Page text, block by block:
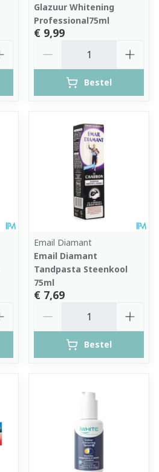
Glazuur Whitening
Professional75ml
€ 9,99
Bestel
Email Diamant
Email Diamant
Tandpasta Steenkool
75ml
€ 7,69
Bestel